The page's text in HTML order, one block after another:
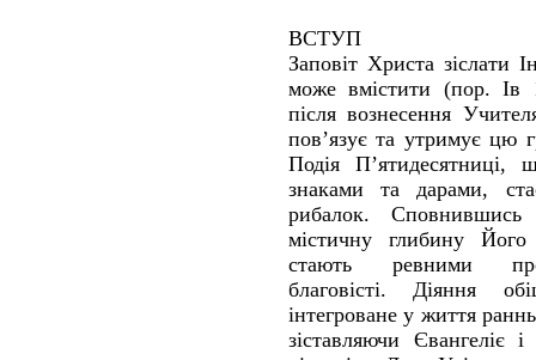
ВСТУП
Заповіт Христа зіслати
може вмістити (пор. Ів
після вознесення
пов’язує та утримує цю
Подія П’ятидесятниці,
знаками та дарами,
рибалок.
містичну глибину Його
стають ревними
благовісті. Діяння
інтегроване у життя
зіставляючи Євангеліє